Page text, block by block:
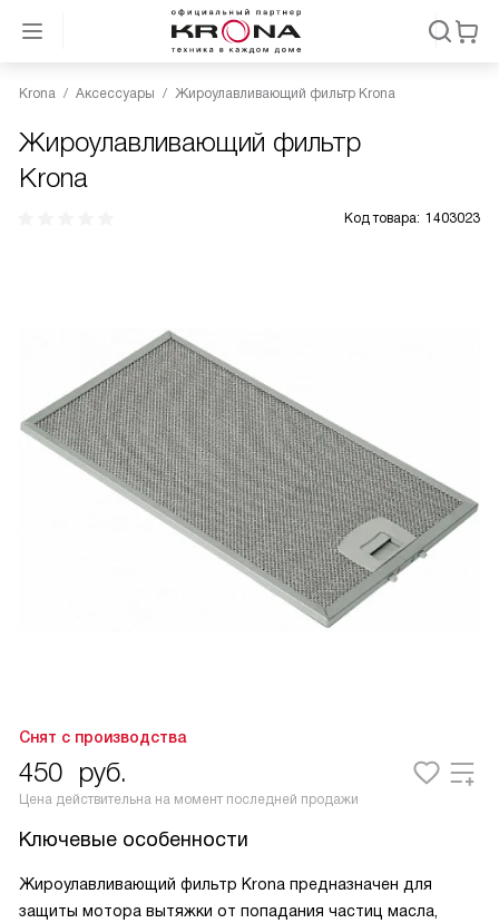
Krona Аксессуары Жироулавливающий фильтр Krona
Жироулавливающий фильтр
Krona
Код товара: 1403023
Снят с производства
450 руб.
Цена действительна на момент последней продажи
Ключевые особенности
Жироулавливающий фильтр Krona предназначен для
защиты мотора вытяжки от попадания частиц масла,